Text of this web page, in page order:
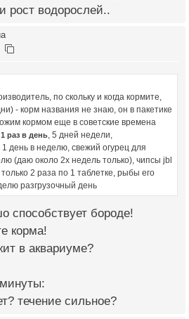
рост водорослей..
по скольку и когда кормите,
- корм названия не знаю, он в пакетике
кормом еще в советские времена
раз в день, 5 дней недели,
день в неделю, свежий огурец для
(даю около 2х недель только), чипсы jbl
2 раза по 1 таблетке, рыбы его
разгрузочный день
способствует бороде!
корма!
в аквариуме?
течение сильное?